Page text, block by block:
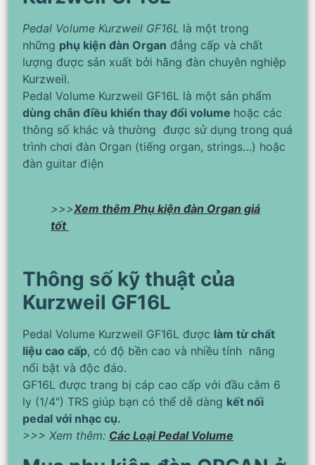
Pedal Volume Kurzweil GF16L là một trong
những phụ kiện đàn Organ đẳng cấp và chất
lượng được sản xuất bởi hãng đàn chuyên nghiệp
Kurzweil.
Pedal Volume Kurzweil GF16L là một sản phẩm
dùng chân điều khiển thay đổi volume hoặc các
thông số khác và thường được sử dụng trong quá
trình chơi đàn Organ (tiếng organ, strings…) hoặc
đàn guitar điện
>>>Xem thêm Phụ kiện đàn Organ giá
tốt
Thông số kỹ thuật của
Kurzweil GF16L
Pedal Volume Kurzweil GF16L được làm từ chất
liệu cao cấp, có độ bền cao và nhiều tính năng
nổi bật và độc đáo.
GF16L được trang bị cáp cao cấp với đầu cắm 6
ly (1/4″) TRS giúp bạn có thể dễ dàng kết nối
pedal với nhạc cụ.
>>> Xem thêm: Các Loại Pedal Volume